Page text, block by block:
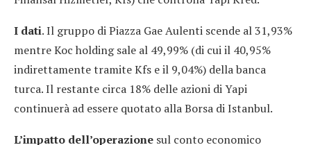
I dati. Il gruppo di Piazza Gae Aulenti scende al 31,93%
mentre Koc holding sale al 49,99% (di cui il 40,95%
indirettamente tramite Kfs e il 9,04%) della banca
turca. Il restante circa 18% delle azioni di Yapi
continuerà ad essere quotato alla Borsa di Istanbul.
L’impatto dell’operazione sul conto economico